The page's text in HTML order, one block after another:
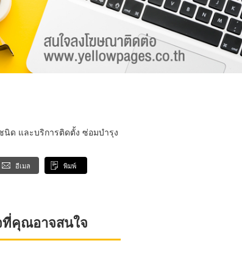
ด และบริการติดตั้ง ซ่อมบำรุง
อีเมล พิมพ์
ที่คุณอาจสนใจ